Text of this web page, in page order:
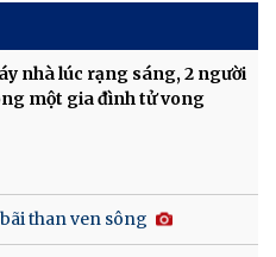
nhà lúc rạng sáng, 2 người
một gia đình tử vong
than ven sông